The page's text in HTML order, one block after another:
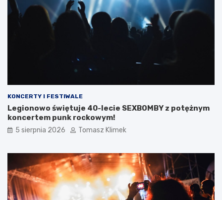
KONCERTY I FESTIWALE
Legionowo świętuje 40-lecie SEXBOMBY z potężnym
koncertem punk rockowym!
5 sierpnia 2026 Tomasz Klimek